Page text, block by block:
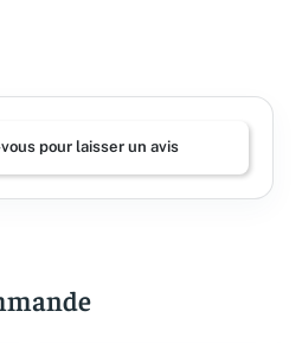
pour laisser un avis